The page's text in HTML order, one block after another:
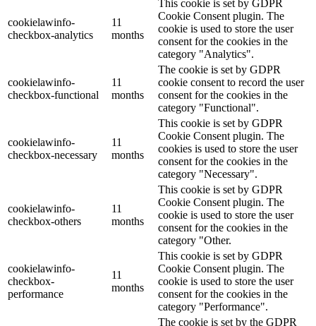
cookielawinfo-
checkbox-analytics
11
months
This cookie is set by GDPR
Cookie Consent plugin. The
cookie is used to store the user
consent for the cookies in the
category "Analytics".
cookielawinfo-
checkbox-functional
11
months
The cookie is set by GDPR
cookie consent to record the user
consent for the cookies in the
category "Functional".
cookielawinfo-
checkbox-necessary
11
months
This cookie is set by GDPR
Cookie Consent plugin. The
cookies is used to store the user
consent for the cookies in the
category "Necessary".
cookielawinfo-
checkbox-others
11
months
This cookie is set by GDPR
Cookie Consent plugin. The
cookie is used to store the user
consent for the cookies in the
category "Other.
cookielawinfo-
checkbox-
performance
11
months
This cookie is set by GDPR
Cookie Consent plugin. The
cookie is used to store the user
consent for the cookies in the
category "Performance".
The cookie is set by the GDPR